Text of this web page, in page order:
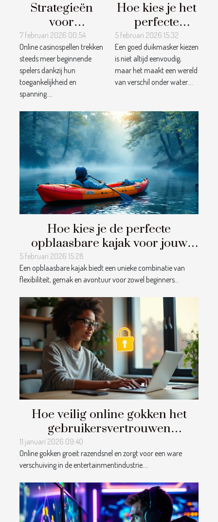
Strategieën
voor
beginnende
spelers in
online
casinospellen
7 februari 2026 00:54
Online casinospellen trekken
steeds meer beginnende
spelers dankzij hun
toegankelijkheid en
spanning....
Hoe kies je het
perfecte
duikmasker
voor jouw
avonturen?
5 februari 2026 15:32
Een goed duikmasker kiezen
is niet altijd eenvoudig,
maar het maakt een wereld
van verschil onder water....
Hoe kies je de perfecte
opblaasbare kajak voor jouw
avonturen?
5 februari 2026 15:28
Een opblaasbare kajak biedt een unieke combinatie van
flexibiliteit, gemak en avontuur voor zowel beginners...
Hoe veilig online gokken het
gebruikersvertrouwen
beïnvloedt
11 januari 2026 09:40
Online gokken groeit razendsnel en zorgt voor een ware
verschuiving in de entertainmentindustrie....